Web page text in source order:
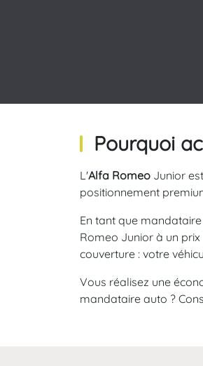
Pourquoi
L'Alfa Romeo Junior
positionnement
En tant que
Romeo Junior à un prix
couverture : votre
Vous réalisez une
mandataire auto ?